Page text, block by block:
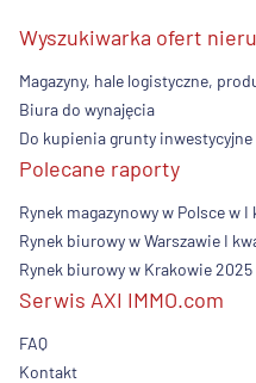
Wyszukiwarka ofert
Magazyny, hale logistyczne,
Biura do wynajęcia
Do kupienia grunty inwestycyjne
Polecane raporty
Rynek magazynowy w Polsce w I
Rynek biurowy w Warszawie I
Rynek biurowy w Krakowie
Serwis AXI IMMO.com
FAQ
Kontakt